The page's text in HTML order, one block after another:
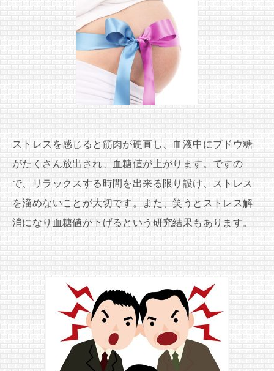
ストレスを感じると筋肉が硬直し、血液中にブドウ糖
がたくさん放出され、血糖値が上がります。ですの
で、リラックスする時間を出来る限り設け、ストレス
を溜めないことが大切です。また、笑うとストレス解
消になり血糖値が下げるという研究結果もあります。